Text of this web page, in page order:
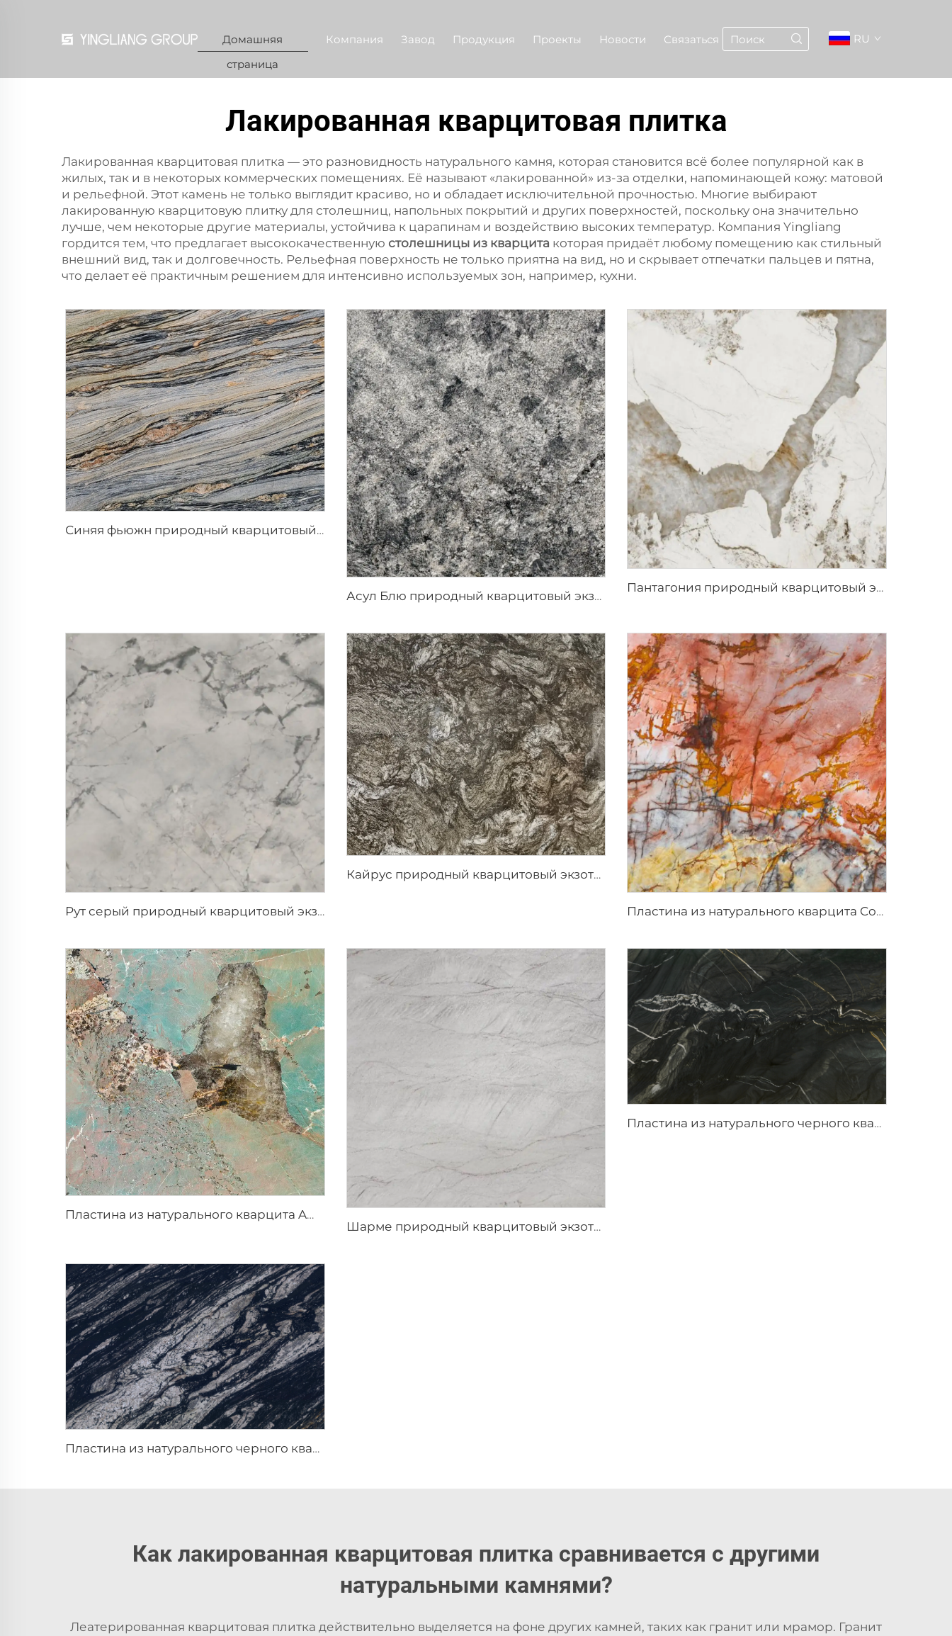
Домашняя
страница
Компания Завод Продукция Проекты Новости Связаться RU
Лакированная кварцитовая плитка
Лакированная кварцитовая плитка — это разновидность натурального камня, которая становится всё более популярной как в
жилых, так и в некоторых коммерческих помещениях. Её называют «лакированной» из-за отделки, напоминающей кожу: матовой
и рельефной. Этот камень не только выглядит красиво, но и обладает исключительной прочностью. Многие выбирают
лакированную кварцитовую плитку для столешниц, напольных покрытий и других поверхностей, поскольку она значительно
лучше, чем некоторые другие материалы, устойчива к царапинам и воздействию высоких температур. Компания Yingliang
гордится тем, что предлагает высококачественную столешницы из кварцита которая придаёт любому помещению как стильный
внешний вид, так и долговечность. Рельефная поверхность не только приятна на вид, но и скрывает отпечатки пальцев и пятна,
что делает её практичным решением для интенсивно используемых зон, например, кухни.
Синяя фьюжн природный кварцитовый экзотический камень
Асул Блю природный кварцитовый экзотический камень
Пантагония природный кварцитовый экзотический камень
Рут серый природный кварцитовый экзотический камень
Кайрус природный кварцитовый экзотический камень
Пластина из натурального кварцита Cosmopolitan
Пластина из натурального кварцита Amazonite
Шарме природный кварцитовый экзотический камень
Пластина из натурального черного кварцита Black Storm
Пластина из натурального черного кварцита Manhattan Black
Как лакированная кварцитовая плитка сравнивается с другими
натуральными камнями?
Леатерированная кварцитовая плитка действительно выделяется на фоне других камней, таких как гранит или мрамор. Гранит